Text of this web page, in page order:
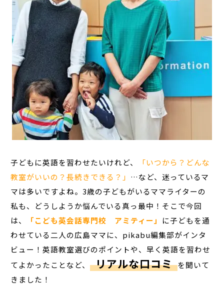
子どもに英語を習わせたいけれど、
「いつから？どんな
教室がいいの？長続きできる？」 …など、迷っているマ
マは多いですよね。3歳の子どもがいるママライターの
私も、どうしようか悩んでいる真っ最中！そこで今回
は、
「こども英会話専門校 アミティー」 に子どもを通
わせている二人の広島ママに、pikabu編集部がインタ
ビュー！英語教室選びのポイントや、早く英語を習わせ
てよかったことなど、 リアルな口コミ を聞いて
きました！